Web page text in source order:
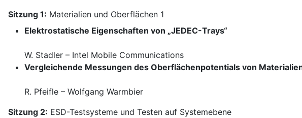
Sitzung 1: Materialien und Oberflächen 1
Elektrostatische Eigenschaften von „JEDEC-Trays“
W. Stadler – Intel Mobile Communications
Vergleichende Messungen des Oberflächenpotentials von
R. Pfeifle – Wolfgang Warmbier
Sitzung 2: ESD-Testsysteme und Testen auf Systemebene